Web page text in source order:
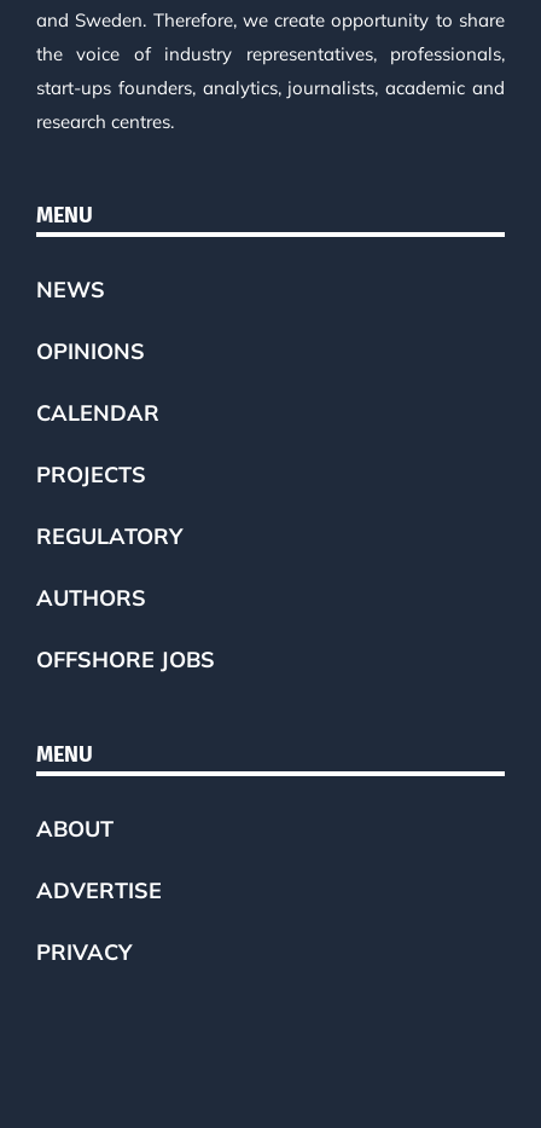
and Sweden. Therefore, we create opportunity to share
the voice of industry representatives, professionals,
start-ups founders, analytics, journalists, academic and
research centres.
MENU
NEWS
OPINIONS
CALENDAR
PROJECTS
REGULATORY
AUTHORS
OFFSHORE JOBS
MENU
ABOUT
ADVERTISE
PRIVACY